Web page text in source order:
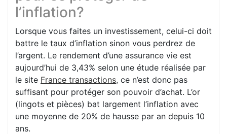
l’inflation?
Lorsque vous faites un investissement, celui-ci doit
battre le taux d’inflation sinon vous perdrez de
l’argent. Le rendement d’une assurance vie est
aujourd’hui de 3,43% selon une étude réalisée par
le site France transactions, ce n’est donc pas
suffisant pour protéger son pouvoir d’achat. L’or
(lingots et pièces) bat largement l’inflation avec
une moyenne de 20% de hausse par an depuis 10
ans.